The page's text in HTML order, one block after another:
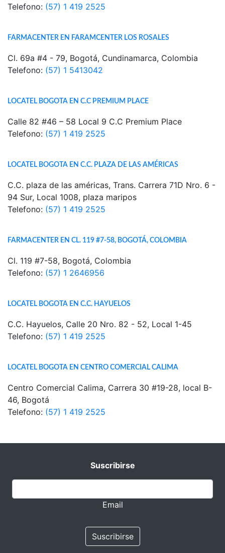
Telefono: (57) 1 419 2525
FARMACENTER EN FARAMCENTER LOS ROSALES
Cl. 69a #4 - 79, Bogotá, Cundinamarca, Colombia
Telefono: (57) 1 5413042
LOCATEL BOGOTA EN C.C PREMIUM PLACE
Calle 82 #46 – 58 Local 9 C.C Premium Place
Telefono: (57) 1 419 2525
LOCATEL BOGOTA EN C.C. PLAZA DE LAS AMÉRICAS
C.C. plaza de las américas, Trans. Carrera 71D Nro. 6 -
94 Sur, Local 1008, plaza maripos
Telefono: (57) 1 419 2525
FARMACENTER EN CL. 119 #7-58, BOGOTÁ, COLOMBIA
Cl. 119 #7-58, Bogotá, Colombia
Telefono: (57) 1 2646956
LOCATEL BOGOTA EN C.C. HAYUELOS
C.C. Hayuelos, Calle 20 Nro. 82 - 52, Local 1-45
Telefono: (57) 1 419 2525
LOCATEL BOGOTA EN CENTRO COMERCIAL CALIMA
Centro Comercial Calima, Carrera 30 #19-28, local B-
46, Bogotá
Telefono: (57) 1 419 2525
Suscribirse
Email
Suscribirse